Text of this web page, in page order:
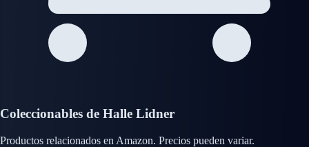
Coleccionables de Halle Lidner
Productos relacionados en Amazon. Precios pueden variar.